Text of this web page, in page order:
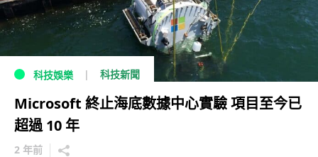
科技娛樂 科技新聞
Microsoft 終止海底數據中心實驗 項目至今已
超過 10 年
2 年前